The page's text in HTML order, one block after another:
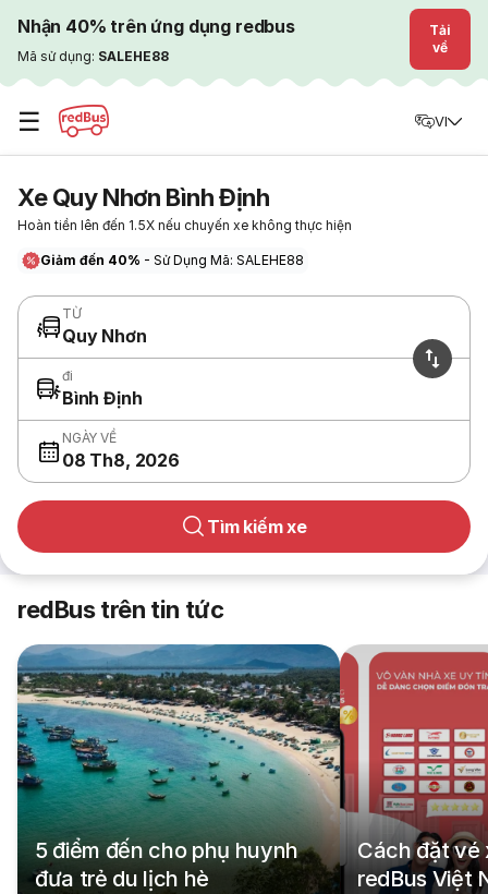
Nhận 40% trên ứng dụng redbus
Mã sử dụng: SALEHE88
Tải
về
☰ VI
Xe Quy Nhơn Bình Định
Hoàn tiền lên đến 1.5X nếu chuyến xe không thực hiện
Giảm đến 40% - Sử Dụng Mã: SALEHE88
TỪ
Quy Nhơn
đi
Bình Định
NGÀY VỀ
08 Th8, 2026
Tìm kiếm xe
redBus trên tin tức
5 điểm đến cho phụ huynh
đưa trẻ du lịch hè
Cách đặt vé
redBus Việt